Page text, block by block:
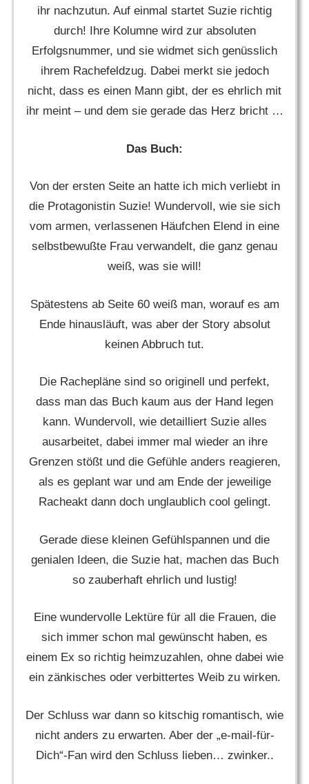
ihr nachzutun. Auf einmal startet Suzie richtig
durch! Ihre Kolumne wird zur absoluten
Erfolgsnummer, und sie widmet sich genüsslich
ihrem Rachefeldzug. Dabei merkt sie jedoch
nicht, dass es einen Mann gibt, der es ehrlich mit
ihr meint – und dem sie gerade das Herz bricht …
Das Buch:
Von der ersten Seite an hatte ich mich verliebt in
die Protagonistin Suzie! Wundervoll, wie sie sich
vom armen, verlassenen Häufchen Elend in eine
selbstbewußte Frau verwandelt, die ganz genau
weiß, was sie will!
Spätestens ab Seite 60 weiß man, worauf es am
Ende hinausläuft, was aber der Story absolut
keinen Abbruch tut.
Die Rachepläne sind so originell und perfekt,
dass man das Buch kaum aus der Hand legen
kann. Wundervoll, wie detailliert Suzie alles
ausarbeitet, dabei immer mal wieder an ihre
Grenzen stößt und die Gefühle anders reagieren,
als es geplant war und am Ende der jeweilige
Racheakt dann doch unglaublich cool gelingt.
Gerade diese kleinen Gefühlspannen und die
genialen Ideen, die Suzie hat, machen das Buch
so zauberhaft ehrlich und lustig!
Eine wundervolle Lektüre für all die Frauen, die
sich immer schon mal gewünscht haben, es
einem Ex so richtig heimzuzahlen, ohne dabei wie
ein zänkisches oder verbittertes Weib zu wirken.
Der Schluss war dann so kitschig romantisch, wie
nicht anders zu erwarten. Aber der „e-mail-für-
Dich“-Fan wird den Schluss lieben… zwinker..